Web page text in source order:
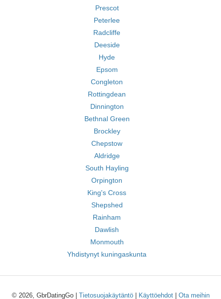
Prescot
Peterlee
Radcliffe
Deeside
Hyde
Epsom
Congleton
Rottingdean
Dinnington
Bethnal Green
Brockley
Chepstow
Aldridge
South Hayling
Orpington
King's Cross
Shepshed
Rainham
Dawlish
Monmouth
Yhdistynyt kuningaskunta
© 2026, GbrDatingGo | Tietosuojakäytäntö| Käyttöehdot| Ota meihin